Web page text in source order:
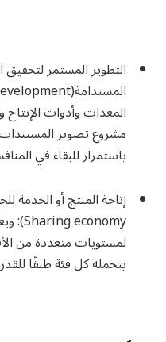
التطوير المستمر لتحقيق
المستدامة(Continuous development
المعدات وأدوات
مشروع تصوير
باستمرار للبقاء في
Sharing economy)
:
لمستويات متعددة من
يتحمله كل فئة طبقًا